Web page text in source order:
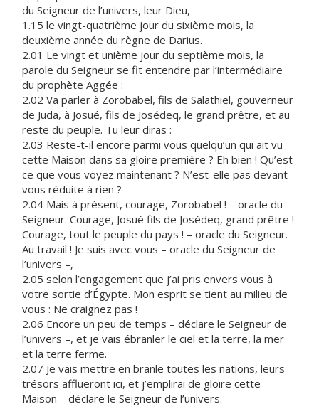
du Seigneur de l’univers, leur Dieu,
1.15 le vingt-quatrième jour du sixième mois, la
deuxième année du règne de Darius.
2.01 Le vingt et unième jour du septième mois, la
parole du Seigneur se fit entendre par l’intermédiaire
du prophète Aggée :
2.02 Va parler à Zorobabel, fils de Salathiel, gouverneur
de Juda, à Josué, fils de Josédeq, le grand prêtre, et au
reste du peuple. Tu leur diras :
2.03 Reste-t-il encore parmi vous quelqu’un qui ait vu
cette Maison dans sa gloire première ? Eh bien ! Qu’est-
ce que vous voyez maintenant ? N’est-elle pas devant
vous réduite à rien ?
2.04 Mais à présent, courage, Zorobabel ! – oracle du
Seigneur. Courage, Josué fils de Josédeq, grand prêtre !
Courage, tout le peuple du pays ! – oracle du Seigneur.
Au travail ! Je suis avec vous – oracle du Seigneur de
l’univers –,
2.05 selon l’engagement que j’ai pris envers vous à
votre sortie d’Égypte. Mon esprit se tient au milieu de
vous : Ne craignez pas !
2.06 Encore un peu de temps – déclare le Seigneur de
l’univers –, et je vais ébranler le ciel et la terre, la mer
et la terre ferme.
2.07 Je vais mettre en branle toutes les nations, leurs
trésors afflueront ici, et j’emplirai de gloire cette
Maison – déclare le Seigneur de l’univers.